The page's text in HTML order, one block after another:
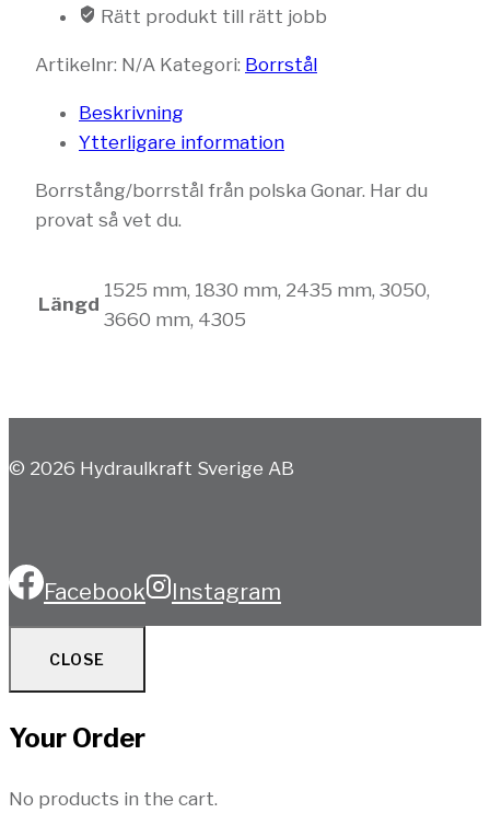
Rätt produkt till rätt jobb
Artikelnr: N/A Kategori: Borrstål
Beskrivning
Ytterligare information
Borrstång/borrstål från polska Gonar. Har du
provat så vet du.
Längd
1525 mm, 1830 mm, 2435 mm, 3050,
3660 mm, 4305
© 2026 Hydraulkraft Sverige AB
Facebook Instagram
CLOSE
Your Order
No products in the cart.